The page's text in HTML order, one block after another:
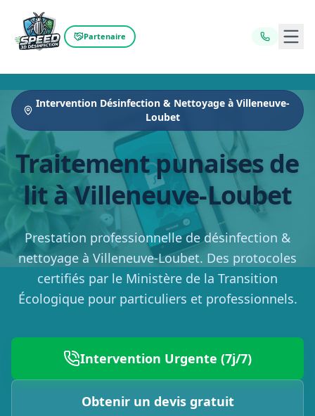
Partenaire
Intervention Désinfection & Nettoyage à Villeneuve-
Loubet
Traitement punaises de
lit à Villeneuve-Loubet
Prestation professionnelle de désinfection &
nettoyage à Villeneuve-Loubet. Des protocoles
certifiés par le Ministère de la Transition
Écologique pour particuliers et professionnels.
Intervention Urgente (7j/7)
Obtenir un devis gratuit